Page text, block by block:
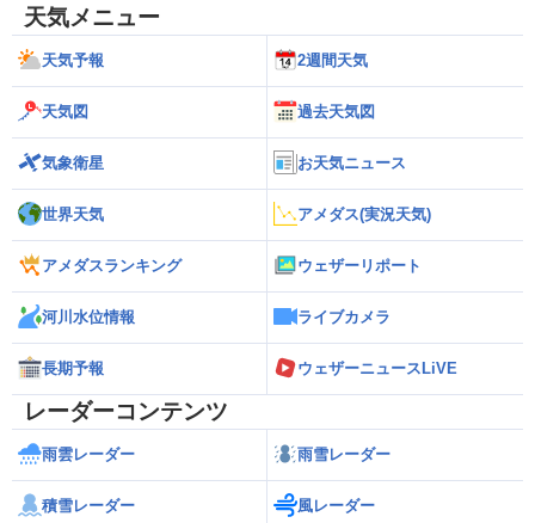
天気メニュー
天気予報 2週間天気
天気図 過去天気図
気象衛星 お天気ニュース
世界天気 アメダス(実況天気)
アメダスランキング ウェザーリポート
河川水位情報 ライブカメラ
長期予報 ウェザーニュースLiVE
レーダーコンテンツ
雨雲レーダー 雨雪レーダー
積雪レーダー 風レーダー